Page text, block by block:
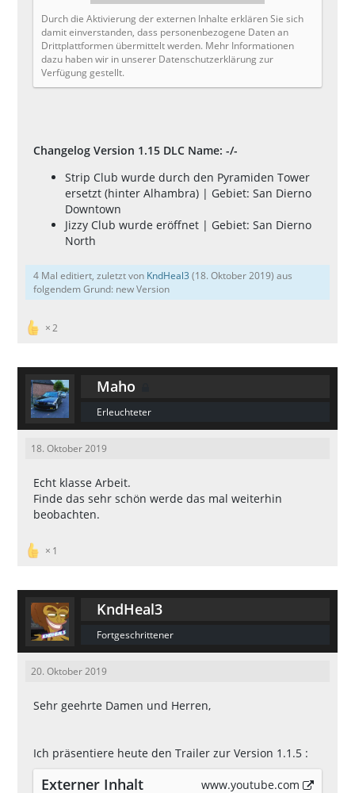
Durch die Aktivierung der externen Inhalte erklären Sie sich
damit einverstanden, dass personenbezogene Daten an
Drittplattformen übermittelt werden. Mehr Informationen
dazu haben wir in unserer Datenschutzerklärung zur
Verfügung gestellt.
Changelog Version 1.15 DLC Name: -/-
Strip Club wurde durch den Pyramiden Tower
ersetzt (hinter Alhambra) | Gebiet: San Dierno
Downtown
Jizzy Club wurde eröffnet | Gebiet: San Dierno
North
4 Mal editiert, zuletzt von KndHeal3 (18. Oktober 2019) aus
folgendem Grund: new Version
2
Maho
Erleuchteter
18. Oktober 2019
Echt klasse Arbeit.
Finde das sehr schön werde das mal weiterhin
beobachten.
1
KndHeal3
Fortgeschrittener
20. Oktober 2019
Sehr geehrte Damen und Herren,
Ich präsentiere heute den Trailer zur Version 1.1.5 :
Externer Inhalt www.youtube.com